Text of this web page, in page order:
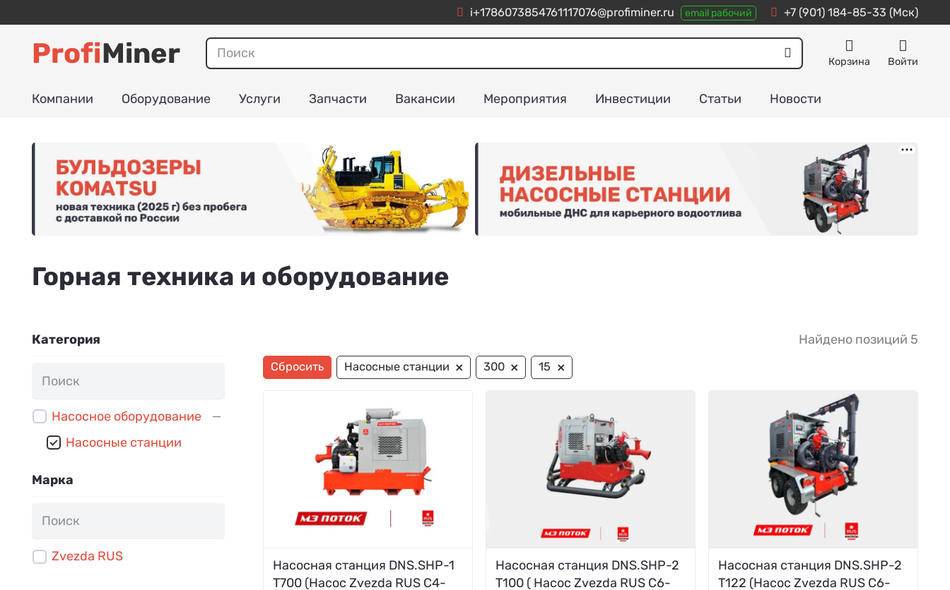
i+1786073854761117076@profiminer.ru email рабочий +7 (901) 184-85-33 (Мск)
ProfiMiner Корзина Войти
Компании Оборудование Услуги Запчасти Вакансии Мероприятия Инвестиции Статьи Новости
Горная техника и оборудование
Категория
Насосное оборудование
Насосные станции
Марка
Zvezda RUS
Найдено позиций 5
Сбросить Насосные станции × 300 × 15 ×
Насосная станция DNS.SHP-1
Т700 (Насос Zvezda RUS C4-
Насосная станция DNS.SHP-2
T100 ( Насос Zvezda RUS C6-
Насосная станция DNS.SHP-2
T122 (Насос Zvezda RUS C6-